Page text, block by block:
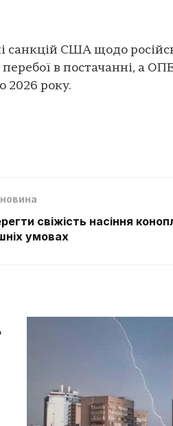
санкцій США щодо
в постачанні, а
2026 року.
свіжість насіння
умовах